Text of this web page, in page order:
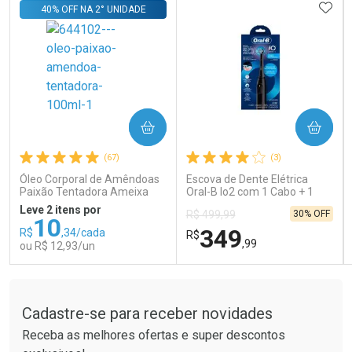
Comprar sem Desconto
Por R$ 15,99/cada
Comprar sem Desconto
Por R$ 15,99/cada
Comprar sem Desconto
Por R$ 189,99/cada
Comprar sem Desconto
Por R$ 189,99/cada
(67)
Óleo Corporal de Amêndoas
Paixão Tentadora Ameixa
Rubi 100ml
40% OFF NA 2° UNIDADE
Leve 2 itens por
R$10,34/cada
ou R$ 12,93/un
COMPRAR
Laboratório
Por Menos
(3)
Escova de Dente Elétrica
Oral-B Io2 com 1 Cabo + 1
R$ 499,99
R$349,99
30% OFF
COMPRAR
Laboratório
Por Menos
Cadastre-se para receber novidades
Receba as melhores ofertas e super descontos